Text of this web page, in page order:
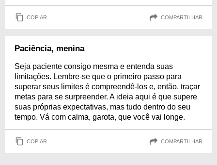
COPIAR COMPARTILHAR
Paciência, menina
Seja paciente consigo mesma e entenda suas
limitações. Lembre-se que o primeiro passo para
superar seus limites é compreendê-los e, então, traçar
metas para se surpreender. A ideia aqui é que supere
suas próprias expectativas, mas tudo dentro do seu
tempo. Vá com calma, garota, que você vai longe.
COPIAR COMPARTILHAR